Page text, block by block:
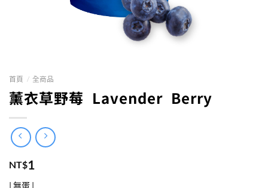
首頁 / 全商品
薰衣草野莓 Lavender Berry
NT$1
| 無蛋 |